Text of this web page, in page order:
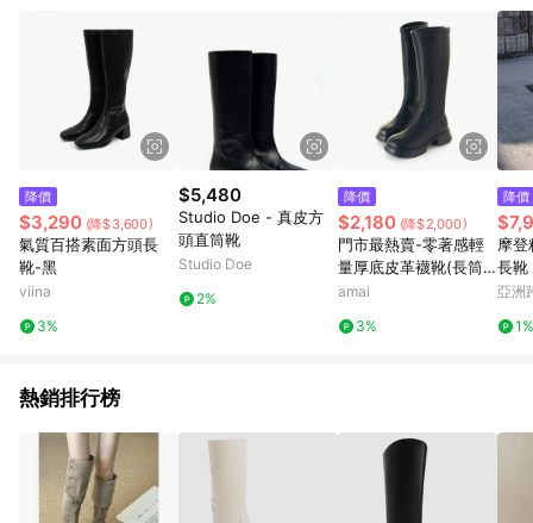
回饋。 5. 點數回饋會扣除所有折扣優惠後之最終發票金額計算，
實際回饋請依LINE購物通知為主。 6. 訂單如有使用東森購物
ETMall站內之折扣優惠(包含但不限於東森幣、樂透金、東森現金
券等)，不具點數回饋資格。詳細請依東森購物ETMall之結帳頁面
顯示為準。 7. LINE購物設有「單一商品最高回饋點數」機制(特
殊活動時開放「回饋無上限」)，以同一訂單中同一商品不論件數
計算，並依訂單成立時間當下LINE購物所設定的回饋機制為準。
8. LINE購物為購物資訊整合性平台，商品資料更新會有時間差，
如顯示之商品規格、顏色、價位、贈品與東森購物ETMall銷售網
頁不符，以銷售網頁標示為準。 9. 若有贈點爭議，請務必於訂單
日期+180天以內至LINE購物客服洽詢；若超過180天(含)以上進
行申訴，恕無法贈點回饋。 10. 部分點數紅包僅限指定商品使
用，或不適用於無回饋商品。各點數紅包之適用商品與使用條件
請依點數紅包頁面規則為準。
降價
$3,290 (降$3,600)
氣質百搭素面方頭長
靴-黑
viina
3%
$5,480
Studio Doe - 真皮方
頭直筒靴
Studio Doe
2%
降價
$2,180 (降$2,000)
門市最熱賣-零著感輕
量厚底皮革襪靴(長筒)
黑 LL-2320BK
amai
3%
降價
摩登
長靴
亞洲
1%
熱銷排行榜